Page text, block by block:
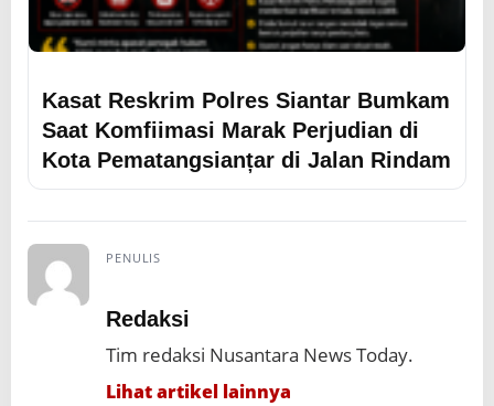
Kasat Reskrim Polres Siantar Bumkam
Saat Komfiimasi Marak Perjudian di
Kota Pematangsianțar di Jalan Rindam
PENULIS
Redaksi
Tim redaksi Nusantara News Today.
Lihat artikel lainnya